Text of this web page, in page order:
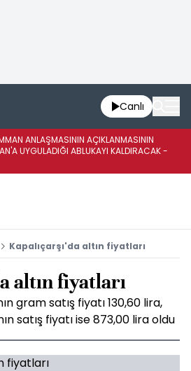
Canlı
ANLAŞMASININ AÇIKLANMASININ
UYGULADIĞI ABLUKAYI KALDIRACAK -
Kapalıçarşı'da altın fiyatları
altın fiyatları
gram satış fiyatı 130,60 lira,
satış fiyatı ise 873,00 lira oldu